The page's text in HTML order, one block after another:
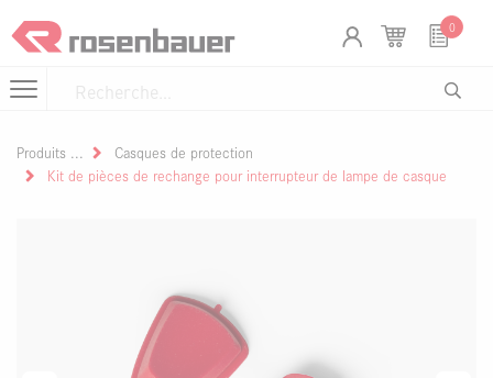
0
Produits
Casques de protection
Kit de pièces de rechange pour interrupteur de lampe de casque